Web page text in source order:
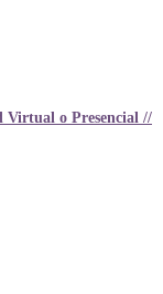
Virtual o Presencial //